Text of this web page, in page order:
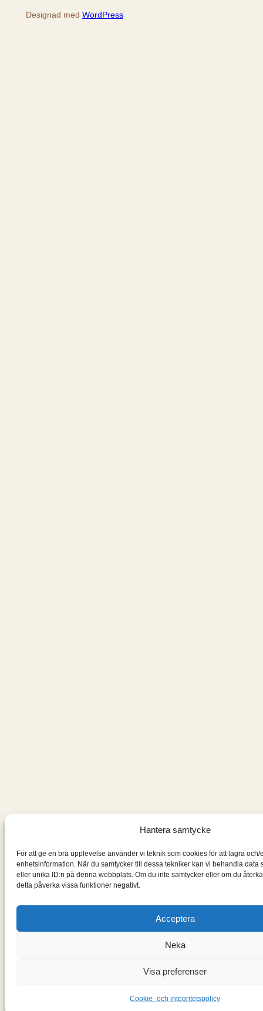
Hantera samtycke
För att ge en bra upplevelse använder vi teknik som cookies för att lagra och/
enhetsinformation. När du samtycker till dessa tekniker kan vi behandla data
eller unika ID:n på denna webbplats. Om du inte samtycker eller om du
detta påverka vissa funktioner negativt.
Acceptera
Neka
Visa preferenser
Cookie- och integritetspolicy
Designad med WordPress